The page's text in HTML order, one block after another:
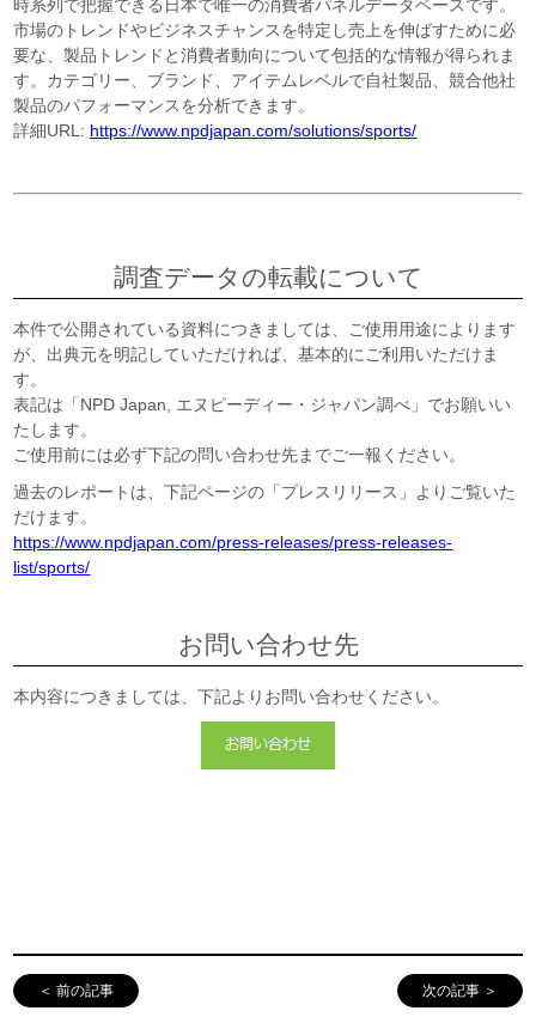
時系列で把握できる日本で唯一の消費者パネルデータベースです。
市場のトレンドやビジネスチャンスを特定し売上を伸ばすために必
要な、製品トレンドと消費者動向について包括的な情報が得られま
す。カテゴリー、ブランド、アイテムレベルで自社製品、競合他社
製品のパフォーマンスを分析できます。
詳細URL: https://www.npdjapan.com/solutions/sports/
調査データの転載について
本件で公開されている資料につきましては、ご使用用途によります
が、出典元を明記していただければ、基本的にご利用いただけま
す。
表記は「NPD Japan, エヌピーディー・ジャパン調べ」でお願いい
たします。
ご使用前には必ず下記の問い合わせ先までご一報ください。
過去のレポートは、下記ページの「プレスリリース」よりご覧いた
だけます。
https://www.npdjapan.com/press-releases/press-releases-
list/sports/
お問い合わせ先
本内容につきましては、下記よりお問い合わせください。
＜ 前の記事 次の記事 ＞